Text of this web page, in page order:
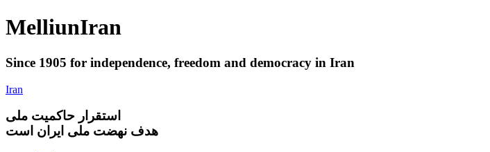
MelliunIran
Since 1905 for independence, freedom and democracy in Iran
Iran
استقرار حاکميت ملی
هدف نهضت ملی ایران است